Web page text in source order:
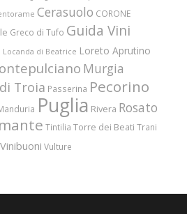
Cerasuolo CORONE
Greco di Tufo Guida Vini
Locanda di Beatrice Loreto Aprutino
Murgia
Troia Passerina Pecorino
Puglia Rivera Rosato
Tintilia Torre dei Beati Trani
Vinibuoni Vulture